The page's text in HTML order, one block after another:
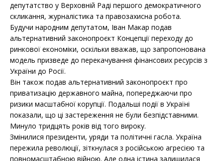
депутатство у Верховній Раді першого демократичного
скликання, журналістика та правозахисна робота.
Будучи народним депутатом, Іван Макар подав
альтернативний законопроєкт Концепції переходу до
ринкової економіки, оскільки вважав, що запропонована
модель призведе до перекачування фінансових ресурсів з
України до Росії.
Він також подав альтернативний законопроєкт про
приватизацію державного майна, попереджаючи про
ризики масштабної корупції. Подальші події в Україні
показали, що ці застереження не були безпідставними.
Минуло тридцять років від того вироку.
Змінилися президенти, уряди та політичні гасла. Україна
пережила революції, зіткнулася з російською агресією та
повномасштабною війною. Але одна істина залишилася